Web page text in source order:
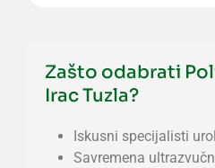
Zašto odabrati
Irac Tuzla?
Iskusni specijalisti
Savremena